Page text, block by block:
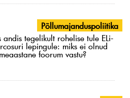
Põllumajanduspoliitika
andis tegelikult rohelise tule ELi-
lepingule: miks ei olnud
foorum vastu?